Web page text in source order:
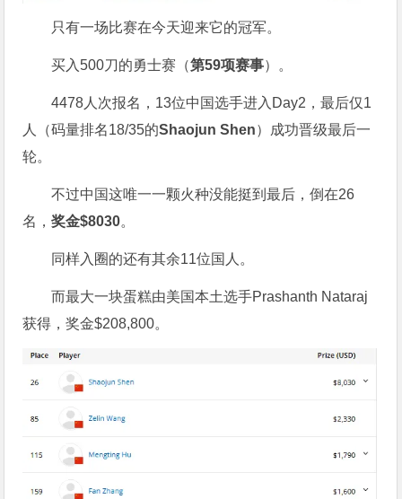
只有一场比赛在今天迎来它的冠军。
买入500刀的勇士赛（第59项赛事）。
4478人次报名，13位中国选手进入Day2，最后仅1
人（码量排名18/35的Shaojun Shen）成功晋级最后一
轮。
不过中国这唯一一颗火种没能挺到最后，倒在26
名，奖金$8030。
同样入圈的还有其余11位国人。
而最大一块蛋糕由美国本土选手Prashanth Nataraj
获得，奖金$208,800。